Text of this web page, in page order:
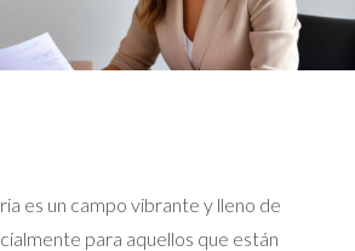
es un campo vibrante y lleno de
para aquellos que están